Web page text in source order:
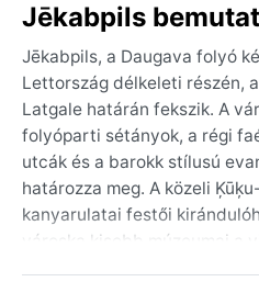
Jēkabpils
Jēkabpils, a Daugava folyó
Lettország délkeleti részén,
Latgale határán fekszik. A
folyóparti sétányok, a régi
utcák és a barokk stílusú
határozza meg. A közeli
kanyarulatai festői
városka kisebb múzeumai a